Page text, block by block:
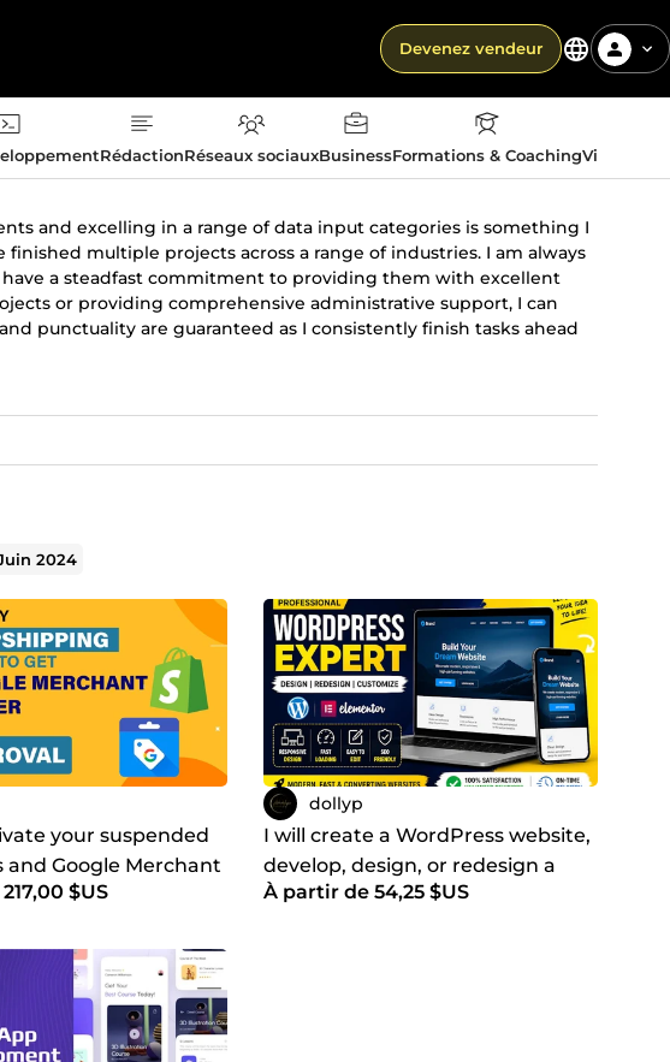
Devenez vendeur
RédactionRéseaux sociauxBusinessFormations & CoachingVie
and excelling in a range of data input categories is something I
multiple projects across a range of industries. I am always
a steadfast commitment to providing them with excellent
or providing comprehensive administrative support, I can
punctuality are guaranteed as I consistently finish tasks ahead
2024
your suspended
and Google Merchant
and fix GTIN
$US
dollyp
I will create a WordPress website,
develop, design, or redesign a
WordPress landing page
À partir de 54,25 $US